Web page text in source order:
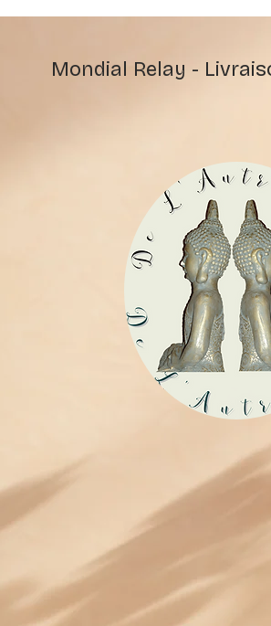
Mondial Relay -